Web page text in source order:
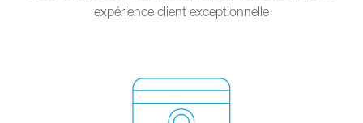
expérience client exceptionnelle